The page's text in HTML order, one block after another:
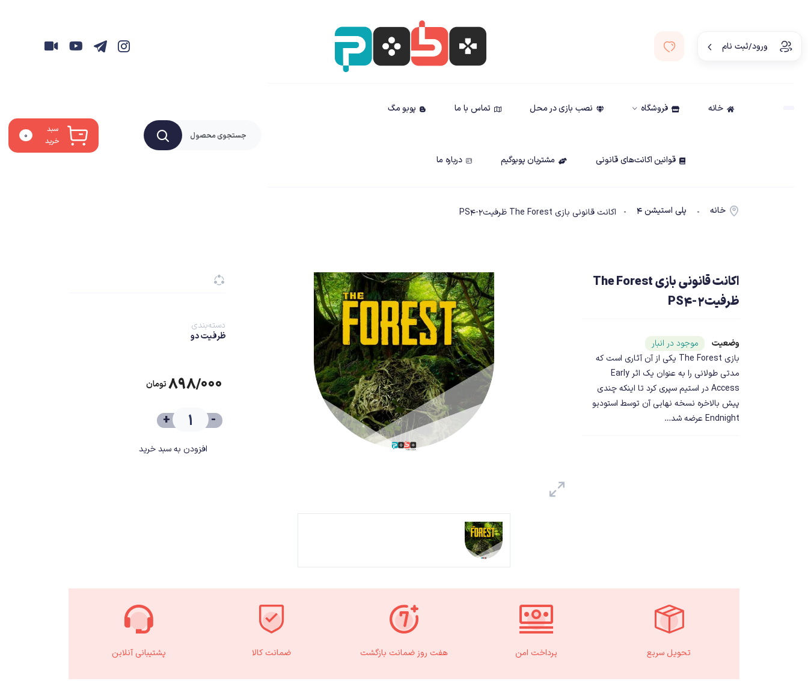
ورود/ثبت نام
خانه فروشگاه نصب بازی در محل تماس با ما پوبو مگ
قوانین اکانت‌های قانونی مشتریان پوبوگیم درباره ما
سبد
خرید
۰
خانه - پلی استیشن ۴ - اکانت قانونی بازی The Forest ظرفیت2-PS4
اکانت قانونی بازی The Forest
ظرفیت2-PS4
وضعیت موجود در انبارشناسه محصول ۲۳۷۲۲
بازی The Forest یکی از آن آثاری است که
مدتی طولانی را به عنوان یک اثر Early
Access در استیم سپری کرد تا اینکه چندی
پیش بالاخره نسخه نهایی آن توسط استودیو
Endnight عرضه شد…
دسته‌بندی
ظرفیت دو
۸۹۸/۰۰۰تومان
-
+
افزودن به سبد خرید
تحویل سریع پرداخت امن هفت روز ضمانت بازگشت ضمانت کالا پشتیبانی آنلاین